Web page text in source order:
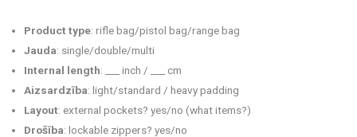
Product type: rifle bag/pistol bag/range bag
Jauda: single/double/multi
Internal length: ___ inch / ___ cm
Aizsardzība: light/standard / heavy padding
Layout: external pockets? yes/no (what items?)
Drošība: lockable zippers? yes/no